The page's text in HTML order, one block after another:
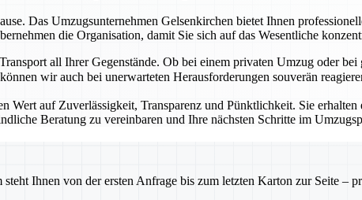
Das Umzugsunternehmen Gelsenkirchen bietet Ihnen
die Organisation, damit Sie sich auf das Wesentliche
all Ihrer Gegenstände. Ob bei einem privaten Umzug oder
wir auch bei unerwarteten Herausforderungen souverän
auf Zuverlässigkeit, Transparenz und Pünktlichkeit. Sie erhalten
Beratung zu vereinbaren und Ihre nächsten Schritte im
Ihnen von der ersten Anfrage bis zum letzten Karton zur Seite –